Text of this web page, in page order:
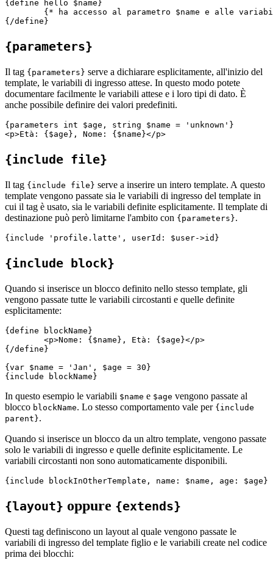
{define hello $name}
{parameters}
Il tag {parameters} serve a dichiarare esplicitamente, all'inizio del
template, le variabili di ingresso attese. In questo modo potete
documentare facilmente le variabili attese e i loro tipi di dato. È
anche possibile definire dei valori predefiniti.
{parameters int $age, string $name = 'unknown'}
{include file}
Il tag {include file} serve a inserire un intero template. A questo
template vengono passate sia le variabili di ingresso del template in
cui il tag è usato, sia le variabili definite esplicitamente. Il template di
destinazione può però limitarne l'ambito con {parameters}.
{include block}
Quando si inserisce un blocco definito nello stesso template, gli
vengono passate tutte le variabili circostanti e quelle definite
esplicitamente:
{define blockName}
{/define}
{var $name = 'Jan', $age = 30}
In questo esempio le variabili $name e $age vengono passate al
blocco blockName. Lo stesso comportamento vale per {include
parent}.
Quando si inserisce un blocco da un altro template, vengono passate
solo le variabili di ingresso e quelle definite esplicitamente. Le
variabili circostanti non sono automaticamente disponibili.
{layout} oppure {extends}
Questi tag definiscono un layout al quale vengono passate le
variabili di ingresso del template figlio e le variabili create nel codice
prima dei blocchi: